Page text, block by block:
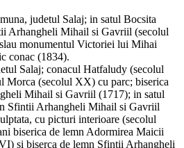
judetul Salaj; in satul Bocsita
Arhangheli Mihail si Gavriil (secolul
monumentul Victoriei lui Mihai
conac (1834).
Salaj; conacul Hatfaludy (secolul
Morca (secolul XX) cu parc; biserica
Mihail si Gavriil (1717); in satul
Sfintii Arhangheli Mihail si Gavriil
cu picturi interioare (secolul
biserica de lemn Adormirea Maicii
si biserca de lemn Sfintii Arhangheli